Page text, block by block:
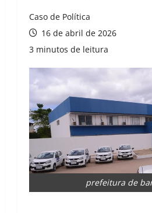
Caso de Política
16 de abril de 2026
3 minutos de leitura
prefeitura de